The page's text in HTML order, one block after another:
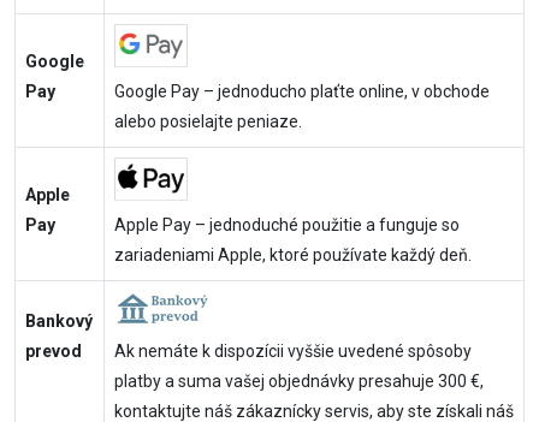
Google
Pay
Google Pay – jednoducho plaťte online, v obchode
alebo posielajte peniaze.
Apple
Pay
Apple Pay – jednoduché použitie a funguje so
zariadeniami Apple, ktoré používate každý deň.
Bankový
prevod
Ak nemáte k dispozícii vyššie uvedené spôsoby
platby a suma vašej objednávky presahuje 300 €,
kontaktujte náš zákaznícky servis, aby ste získali náš